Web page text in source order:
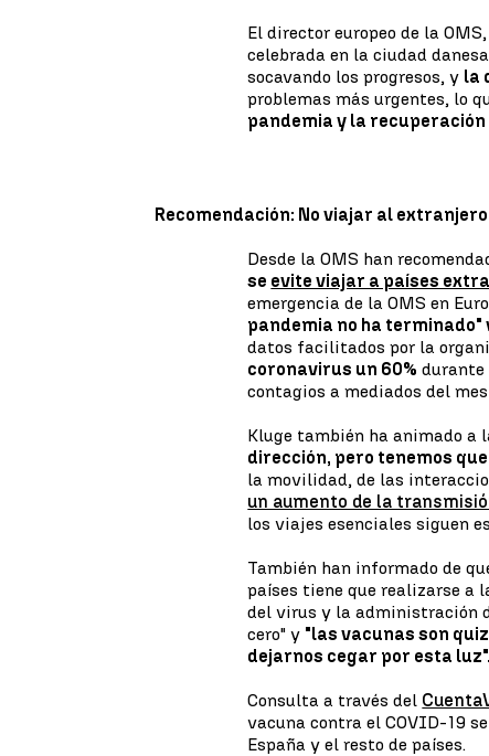
El director europeo de la OMS,
celebrada en la ciudad
socavando los progresos, y la
problemas más urgentes, lo
pandemia y la recuperación
Recomendación: No viajar al extranjero
Desde la OMS han
se evite viajar a países
emergencia de la OMS en
pandemia no ha
datos facilitados por la
coronavirus un 60% durante
contagios a mediados del
Kluge también ha animado a
dirección, pero tenemos
la movilidad, de las
un aumento de la
los viajes esenciales siguen
También han informado de
países tiene que realizarse a
del virus y la administración
cero" y "las vacunas son
dejarnos cegar por esta luz".
Consulta a través del
vacuna contra el COVID-19
España y el resto de países.